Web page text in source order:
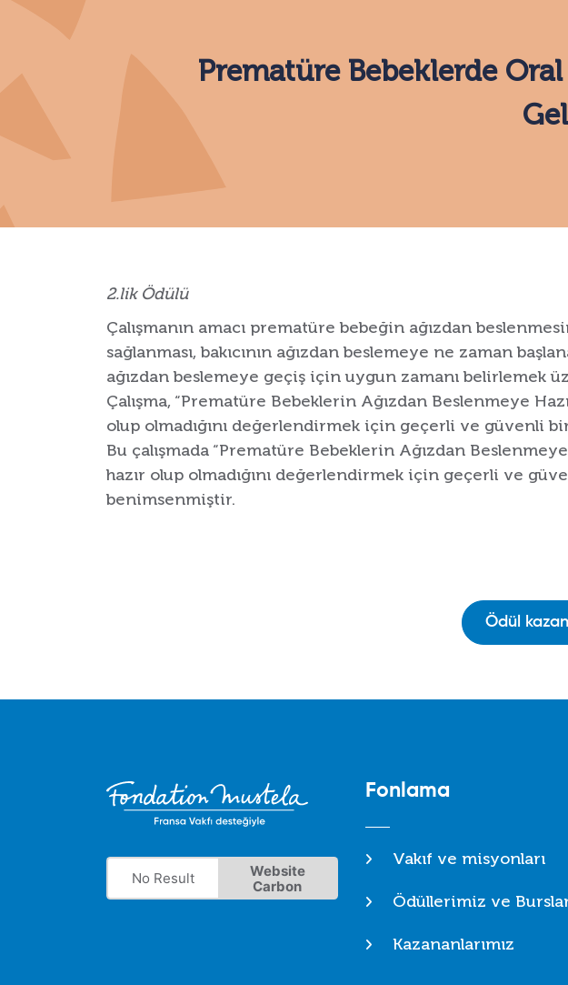
Prematüre Bebeklerde
2.lik Ödülü
Çalışmanın amacı prematüre bebeğin ağızdan
sağlanması, bakıcının ağızdan beslemeye ne zaman
ağızdan beslemeye geçiş için uygun zamanı belirlemek
Çalışma, “Prematüre Bebeklerin Ağızdan Beslenmeye
olup olmadığını değerlendirmek için geçerli ve güvenli
Bu çalışmada “Prematüre Bebeklerin Ağızdan
hazır olup olmadığını değerlendirmek için geçerli ve
benimsenmiştir.
Ödül
No Result
Website
Carbon
Fonlama
Vakıf ve misyonları
Ödüllerimiz ve
Kazananlarımız